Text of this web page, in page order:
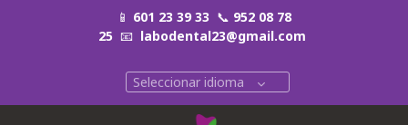
📱 601 23 39 33 📞 952 08 78
25 📧 labodental23@gmail.com
Seleccionar idioma